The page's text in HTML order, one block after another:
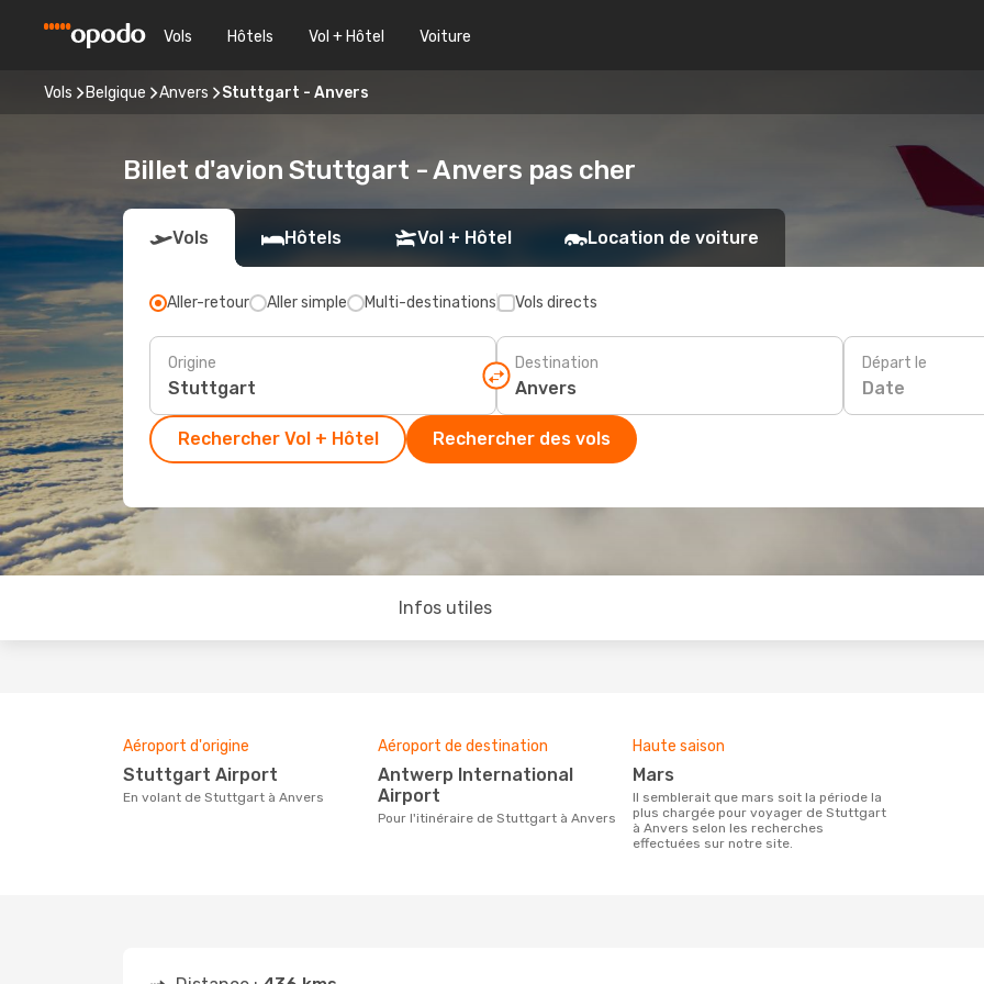
Vols Hôtels Vol + Hôtel Voiture
Vols Belgique Anvers Stuttgart - Anvers
Billet d'avion Stuttgart - Anvers pas cher
Vols Hôtels Vol + Hôtel Location de voiture
Aller-retour Aller simple Multi-destinations Vols directs
Origine Destination Départ le
Date
Rechercher Vol + Hôtel Rechercher des vols
Infos utiles
Aéroport d'origine
Stuttgart Airport
En volant de Stuttgart à Anvers
Aéroport de destination
Antwerp International
Airport
Pour l'itinéraire de Stuttgart à Anvers
Haute saison
mars
Il semblerait que mars soit la période la
plus chargée pour voyager de Stuttgart
à Anvers selon les recherches
effectuées sur notre site.